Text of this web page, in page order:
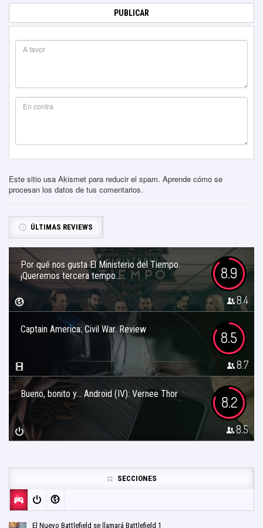
Este sitio usa Akismet para reducir el spam. Aprende cómo se
procesan los datos de tus comentarios.
ÚLTIMAS REVIEWS
Por qué nos gusta El Ministerio del Tiempo.
¡Queremos tercera tempo...
8.9
8.4
Captain America: Civil War. Review 8.5
8.7
Bueno, bonito y… Android (IV): Vernee Thor 8.2
8.5
SECCIONES
El Nuevo Battlefield se llamará Battlefield 1